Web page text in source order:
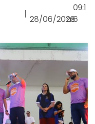
|
28/06/2026
às
09:1
6